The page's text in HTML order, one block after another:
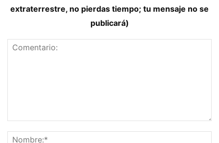
extraterrestre, no pierdas tiempo; tu mensaje no se
publicará)